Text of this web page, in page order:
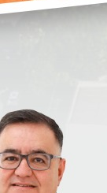
Clique
para baixar